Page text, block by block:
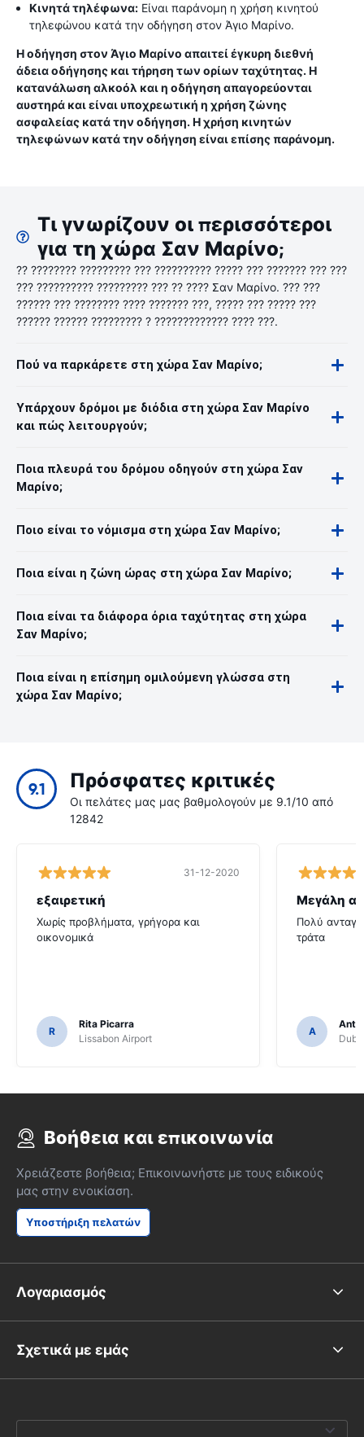
Κινητά τηλέφωνα: Είναι παράνομη η χρήση κινητού
τηλεφώνου κατά την οδήγηση στον Άγιο Μαρίνο.
Η οδήγηση στον Άγιο Μαρίνο απαιτεί έγκυρη διεθνή
άδεια οδήγησης και τήρηση των ορίων ταχύτητας. Η
κατανάλωση αλκοόλ και η οδήγηση απαγορεύονται
αυστηρά και είναι υποχρεωτική η χρήση ζώνης
ασφαλείας κατά την οδήγηση. Η χρήση κινητών
τηλεφώνων κατά την οδήγηση είναι επίσης παράνομη.
Τι γνωρίζουν οι περισσότεροι
για τη χώρα Σαν Μαρίνο;
?? ???????? ????????? ??? ?????????? ????? ??? ??????? ??? ???
??? ?????????? ????????? ??? ?? ???? Σαν Μαρίνο. ??? ???
?????? ??? ???????? ???? ??????? ???, ????? ??? ????? ???
?????? ?????? ????????? ? ????????????? ???? ???.
Πού να παρκάρετε στη χώρα Σαν Μαρίνο;
Υπάρχουν δρόμοι με διόδια στη χώρα Σαν Μαρίνο
και πώς λειτουργούν;
Ποια πλευρά του δρόμου οδηγούν στη χώρα Σαν
Μαρίνο;
Ποιο είναι το νόμισμα στη χώρα Σαν Μαρίνο;
Ποια είναι η ζώνη ώρας στη χώρα Σαν Μαρίνο;
Ποια είναι τα διάφορα όρια ταχύτητας στη χώρα
Σαν Μαρίνο;
Ποια είναι η επίσημη ομιλούμενη γλώσσα στη
χώρα Σαν Μαρίνο;
9.1 Πρόσφατες κριτικές
Οι πελάτες μας μας βαθμολογούν με 9.1/10 από
12842
31-12-2020
εξαιρετική
Χωρίς προβλήματα, γρήγορα και
οικονομικά
R
Rita Picarra
Lissabon Airport
Μεγάλη
Πολύ
τράτα
A
Βοήθεια και επικοινωνία
Χρειάζεστε βοήθεια; Επικοινωνήστε με τους ειδικούς
μας στην ενοικίαση.
Υποστήριξη πελατών
Λογαριασμός
Σχετικά με εμάς